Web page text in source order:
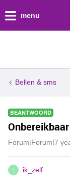
menu
Bellen & sms
BEANTWOORD
Forum|Forum|7
I ik_zelf